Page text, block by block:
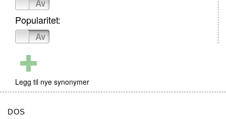
Av
Popularitet:
Av
Legg til nye synonymer
DOS